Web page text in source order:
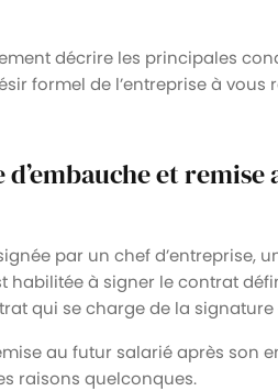
décrire les principales
formel de l’entreprise à vous
et
par un chef d’entreprise,
habilitée à signer le contrat
qui se charge de la signature
au futur salarié après son
raisons quelconques.